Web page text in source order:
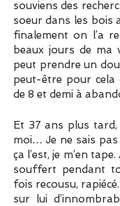
souviens des
soeur dans les bois
finalement on l’a
beaux jours de ma
peut prendre un
peut-être pour cela
de 8 et demi à
Et 37 ans plus
moi… Je ne sais pas
ça l’est, je m’en
souffert pendant
fois recousu,
sur lui